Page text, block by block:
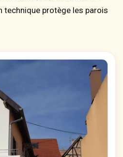
technique protège les parois